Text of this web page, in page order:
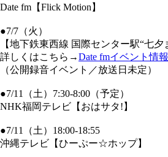
Date fm【Flick Motion】
●7/7（火）
【地下鉄東西線 国際センター駅“七夕
詳しくはこちら→Date fmイベント情報
（公開録音イベント／放送日未定）
●7/11（土）7:30-8:00（予定）
NHK福岡テレビ【おはサタ!】
●7/11（土）18:00-18:55
沖縄テレビ【ひーぷー☆ホップ】